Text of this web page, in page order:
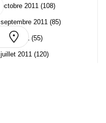
octobre 2011 (108)
septembre 2011 (85)
août 2011 (55)
juillet 2011 (120)